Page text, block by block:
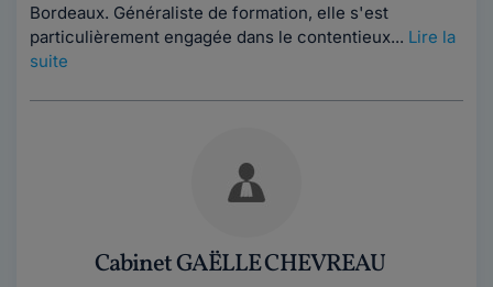
Bordeaux. Généraliste de formation, elle s'est
particulièrement engagée dans le contentieux... Lire la
suite
Cabinet GAËLLE CHEVREAU